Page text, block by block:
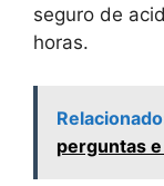
seguro de
horas.
perguntas